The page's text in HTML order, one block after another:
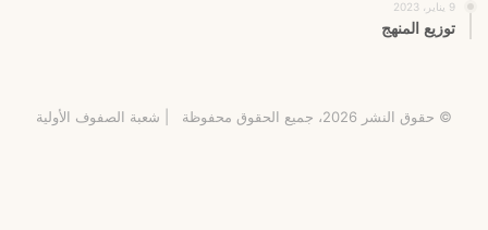
9 يناير، 2023
توزيع المنهج
© حقوق النشر 2026، جميع الحقوق محفوظة | شعبة الصفوف الأولية